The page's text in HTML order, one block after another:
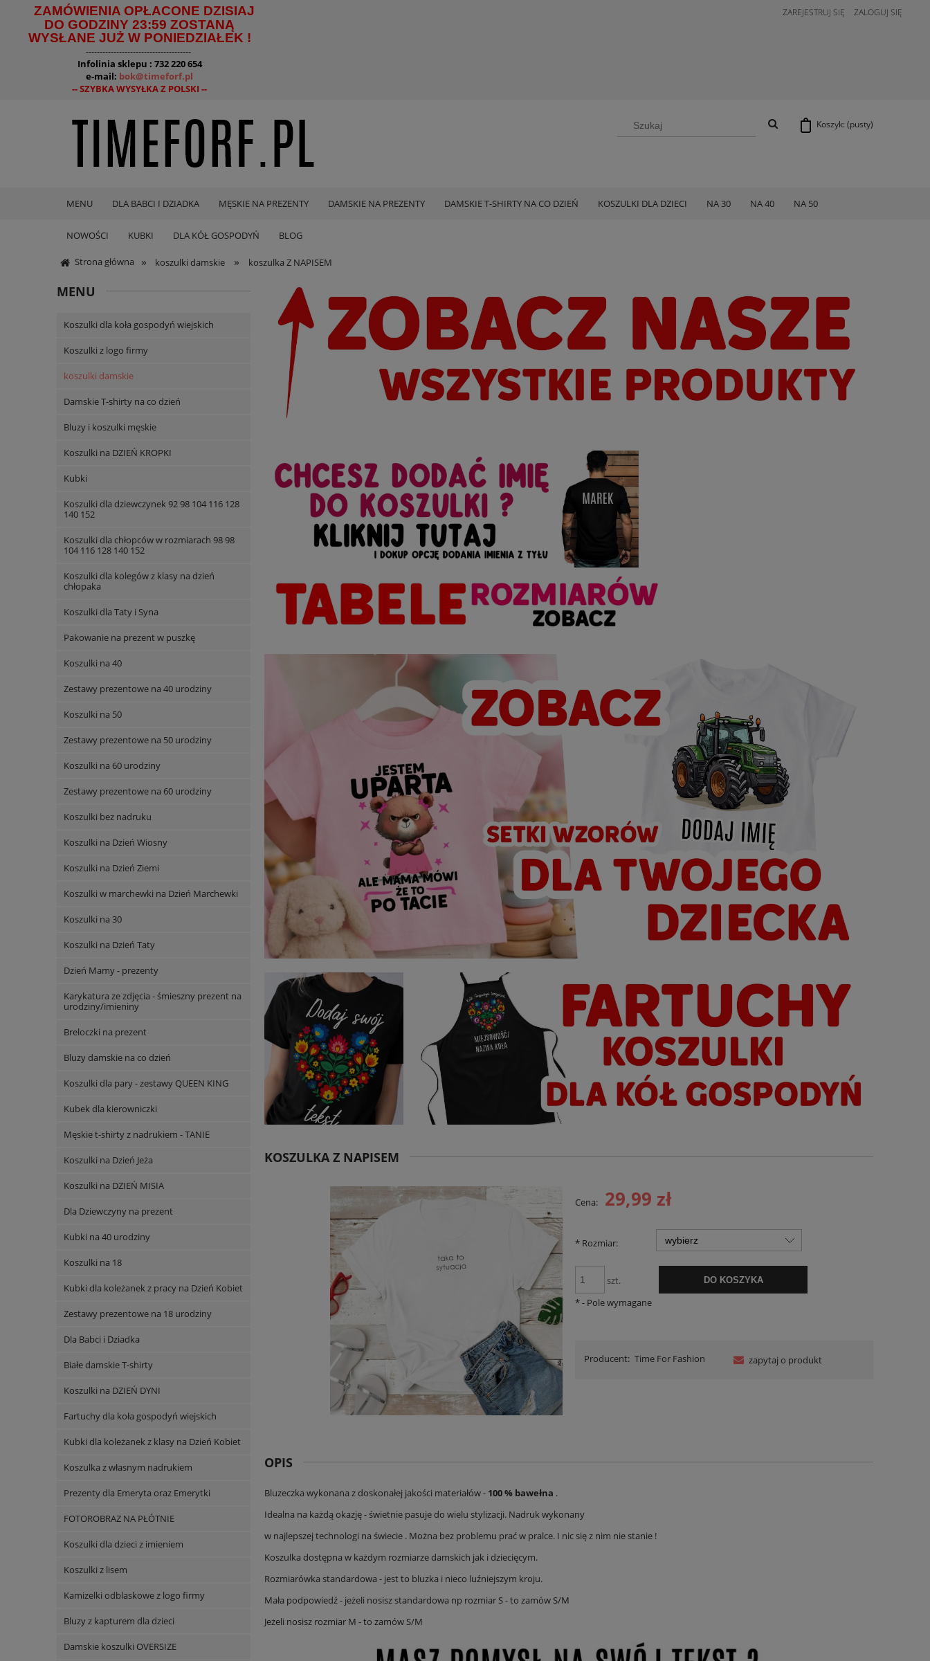
ZAMÓWIENIA OPŁACONE DZISIAJ
DO GODZINY 23:59 ZOSTANĄ
WYSŁANE JUŻ W PONIEDZIAŁEK !
--------------------------------------
Infolinia sklepu : 732 220 654
e-mail: bok@timeforf.pl
-- SZYBKA WYSYŁKA Z POLSKI --
ZAREJESTRUJ SIĘ ZALOGUJ SIĘ
Koszyk: (pusty)
MENU DLA BABCI I DZIADKA MĘSKIE NA PREZENTY DAMSKIE NA PREZENTY DAMSKIE T-SHIRTY NA CO DZIEŃ KOSZULKI DLA DZIECI NA 30 NA 40 NA 50
NOWOŚCI KUBKI DLA KÓŁ GOSPODYŃ BLOG
Strona główna » koszulki damskie » koszulka Z NAPISEM
MENU
Koszulki dla koła gospodyń wiejskich
Koszulki z logo firmy
koszulki damskie
Damskie T-shirty na co dzień
Bluzy i koszulki męskie
Koszulki na DZIEŃ KROPKI
Kubki
Koszulki dla dziewczynek 92 98 104 116 128
140 152
Koszulki dla chłopców w rozmiarach 98 98
104 116 128 140 152
Koszulki dla kolegów z klasy na dzień
chłopaka
Koszulki dla Taty i Syna
Pakowanie na prezent w puszkę
Koszulki na 40
Zestawy prezentowe na 40 urodziny
Koszulki na 50
Zestawy prezentowe na 50 urodziny
Koszulki na 60 urodziny
Zestawy prezentowe na 60 urodziny
Koszulki bez nadruku
Koszulki na Dzień Wiosny
Koszulki na Dzień Ziemi
Koszulki w marchewki na Dzień Marchewki
Koszulki na 30
Koszulki na Dzień Taty
Dzień Mamy - prezenty
Karykatura ze zdjęcia - śmieszny prezent na
urodziny/imieniny
Breloczki na prezent
Bluzy damskie na co dzień
Koszulki dla pary - zestawy QUEEN KING
Kubek dla kierowniczki
Męskie t-shirty z nadrukiem - TANIE
Koszulki na Dzień Jeża
Koszulki na DZIEŃ MISIA
Dla Dziewczyny na prezent
Kubki na 40 urodziny
Koszulki na 18
Kubki dla koleżanek z pracy na Dzień Kobiet
Zestawy prezentowe na 18 urodziny
Dla Babci i Dziadka
Białe damskie T-shirty
Koszulki na DZIEŃ DYNI
Fartuchy dla koła gospodyń wiejskich
Kubki dla koleżanek z klasy na Dzień Kobiet
Koszulka z własnym nadrukiem
Prezenty dla Emeryta oraz Emerytki
FOTOROBRAZ NA PŁÓTNIE
Koszulki dla dzieci z imieniem
Koszulki z lisem
Kamizelki odblaskowe z logo firmy
Bluzy z kapturem dla dzieci
Damskie koszulki OVERSIZE
KOSZULKA Z NAPISEM
Cena: 29,99 zł
* Rozmiar:
szt. DO KOSZYKA
*- Pole wymagane
Producent: Time For Fashion zapytaj o produkt
OPIS
Bluzeczka wykonana z doskonałej jakości materiałów - 100 % bawełna .
Idealna na każdą okazję - świetnie pasuje do wielu stylizacji. Nadruk wykonany
w najlepszej technologi na świecie . Można bez problemu prać w pralce. I nic się z nim nie stanie !
Koszulka dostępna w każdym rozmiarze damskich jak i dziecięcym.
Rozmiarówka standardowa - jest to bluzka i nieco luźniejszym kroju.
Mała podpowiedź - jeżeli nosisz standardowa np rozmiar S - to zamów S/M
Jeżeli nosisz rozmiar M - to zamów S/M